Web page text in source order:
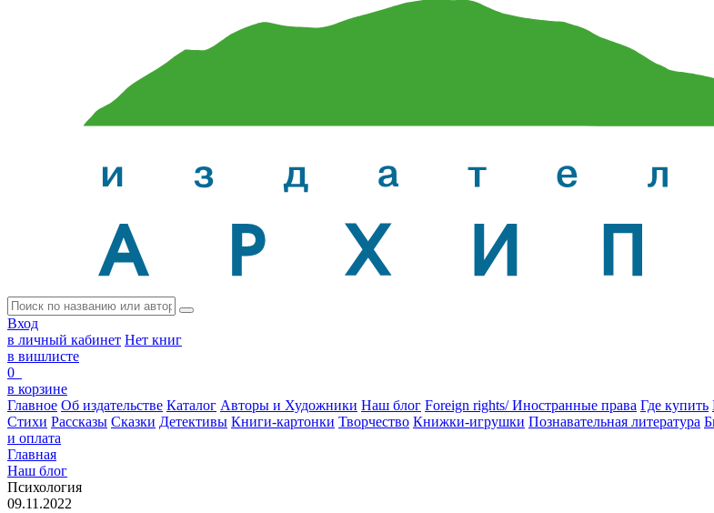
Вход
в личный кабинет Нет книг
в вишлисте
0
в корзине
Главное Об издательстве Каталог Авторы и Художники Наш блог Foreign rights/ Иностранные права Где купить
Стихи Рассказы Сказки Детективы Книги-картонки Творчество Книжки-игрушки Познавательная литература
и оплата
Главная
Наш блог
Психология
09.11.2022